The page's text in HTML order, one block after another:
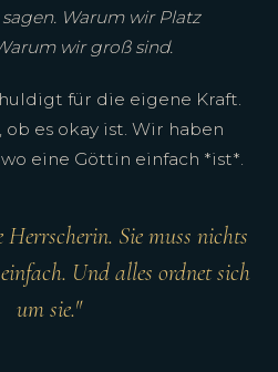
Warum wir Platz
wir groß sind.
für die eigene Kraft.
es okay ist. Wir haben
eine Göttin einfach *ist*.
Herrscherin. Sie muss nichts
Und alles ordnet sich
um sie."